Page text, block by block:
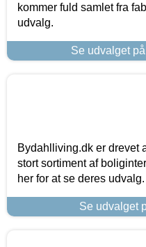
kommer fuld samlet fra
udvalg.
Se udvalget
Bydahlliving.dk er drevet
stort sortiment af
her for at se deres udvalg.
Se udvalget